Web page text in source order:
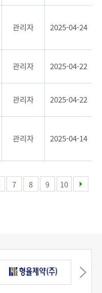
관리자 2025-04-24
관리자 2025-04-22
관리자 2025-04-22
관리자 2025-04-14
7 8 9 10